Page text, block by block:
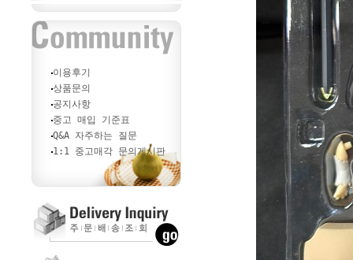
이용후기
상품문의
공지사항
중고 매입 기준표
Q&A 자주하는 질문
1:1 중고매각 문의게시판